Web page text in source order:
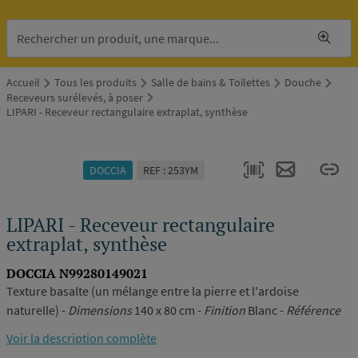
Accueil Tous les produits Salle de bains & Toilettes
Douche
Receveurs surélevés, à poser
LIPARI - Receveur rectangulaire extraplat, synthèse
DOCCIA REF : 253YM
LIPARI - Receveur rectangulaire
extraplat, synthèse
DOCCIA N99280149021
Texture basalte (un mélange entre la pierre et l'ardoise
naturelle) - Dimensions 140 x 80 cm - Finition Blanc - Référence
Voir la description complète